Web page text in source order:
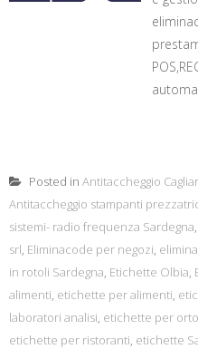
Posted in Antitaccheggio
Antitaccheggio stampanti
sistemi- radio frequenza Sardegna,
srl, Eliminacode per negozi,
in rotoli Sardegna, Etichette Olbia,
alimenti, etichette per alimenti,
laboratori analisi, etichette per
etichette per ristoranti, etichette